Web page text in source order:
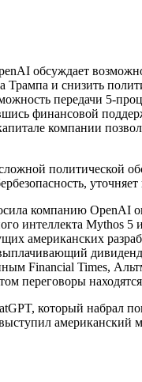
обсуждает
Трампа и снизить
передачи 5-
финансовой
компании
политической
уточняет
компанию OpenAI
интеллекта Mythos
американских
Financial Times,
переговоры
который набрал
американский